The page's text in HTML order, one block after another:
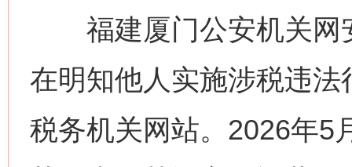
福建厦门公安机关网
在明知他人实施涉税违
税务机关网站。2026年5